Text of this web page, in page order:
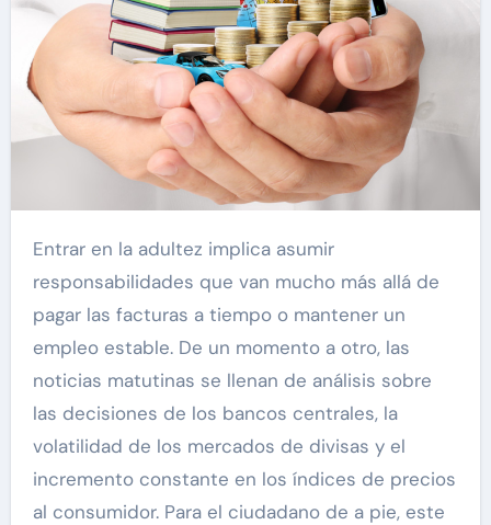
Entrar en la adultez implica asumir
responsabilidades que van mucho más allá de
pagar las facturas a tiempo o mantener un
empleo estable. De un momento a otro, las
noticias matutinas se llenan de análisis sobre
las decisiones de los bancos centrales, la
volatilidad de los mercados de divisas y el
incremento constante en los índices de precios
al consumidor. Para el ciudadano de a pie, este